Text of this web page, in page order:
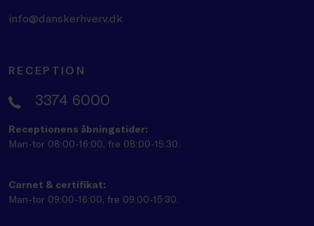
info@danskerhverv.dk
RECEPTION
3374 6000
Receptionens åbningstider:
Man-tor 08:00-16:00, fre 08:00-15:30.
Carnet & certifikat:
Man-tor 09:00-16:00, fre 09:00-15:30.